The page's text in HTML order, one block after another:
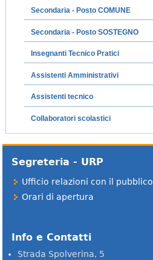
Secondaria - Posto COMUNE
Secondaria - Posto SOSTEGNO
Insegnanti Tecnico Pratici
Assistenti Amministrativi
Assistenti tecnico
Collaboratori scolastici
Segreteria - URP
Ufficio relazioni con il pubblico
Orari di apertura
Info e Contatti
Strada Spolverina, 5